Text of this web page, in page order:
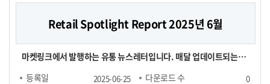
Retail Spotlight Report 2025년 6월
마켓링크에서 발행하는 유통 뉴스레터입니다. 매달 업데이트되는
Retail Spotlight Report를 통해 최신 비즈니스 소식과 유용한 정
등록일 2025-06-25 다운로드 수 0